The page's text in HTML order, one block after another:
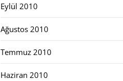
Eylül 2010
Ağustos 2010
Temmuz 2010
Haziran 2010